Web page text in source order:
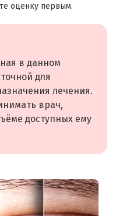
оценку первым.
в данном
для
лечения.
врач,
доступных ему